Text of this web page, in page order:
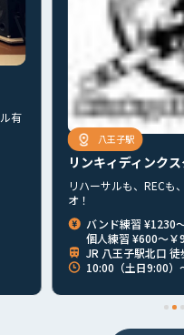
首都圏 北海道 東北
山陰・山陽
有
八王子駅
リンキィディンク
リハーサルも、RECも
オ！
バンド練習 ¥1230
個人練習 ¥600～￥
JR 八王子駅北口 徒
10:00（土日9:00）